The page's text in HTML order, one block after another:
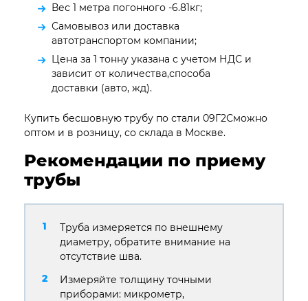
Вес 1 метра погонного -6.81кг;
Самовывоз или доставка
автотранспортом компании;
Цена за 1 тонну указана с учетом НДС и
зависит от количества,способа
доставки (авто, жд).
Купить бесшовную трубу по стали 09Г2Сможно
оптом и в розницу, со склада в Москве.
Рекомендации по приему
трубы
Труба измеряется по внешнему
диаметру, обратите внимание на
отсутствие шва.
Измеряйте толщину точными
приборами: микрометр,